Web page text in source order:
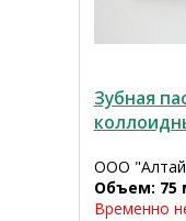
Зубная
ООО "Алтай
Объем: 75
Временно